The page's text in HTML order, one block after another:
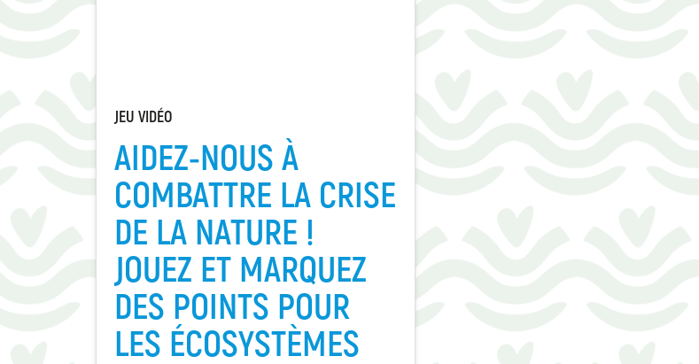
JEU VIDÉO
AIDEZ-NOUS À
COMBATTRE LA CRISE
DE LA NATURE !
JOUEZ ET MARQUEZ
DES POINTS POUR
LES ÉCOSYSTÈMES